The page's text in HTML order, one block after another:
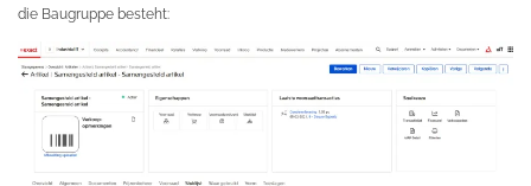
die Baugruppe besteht: